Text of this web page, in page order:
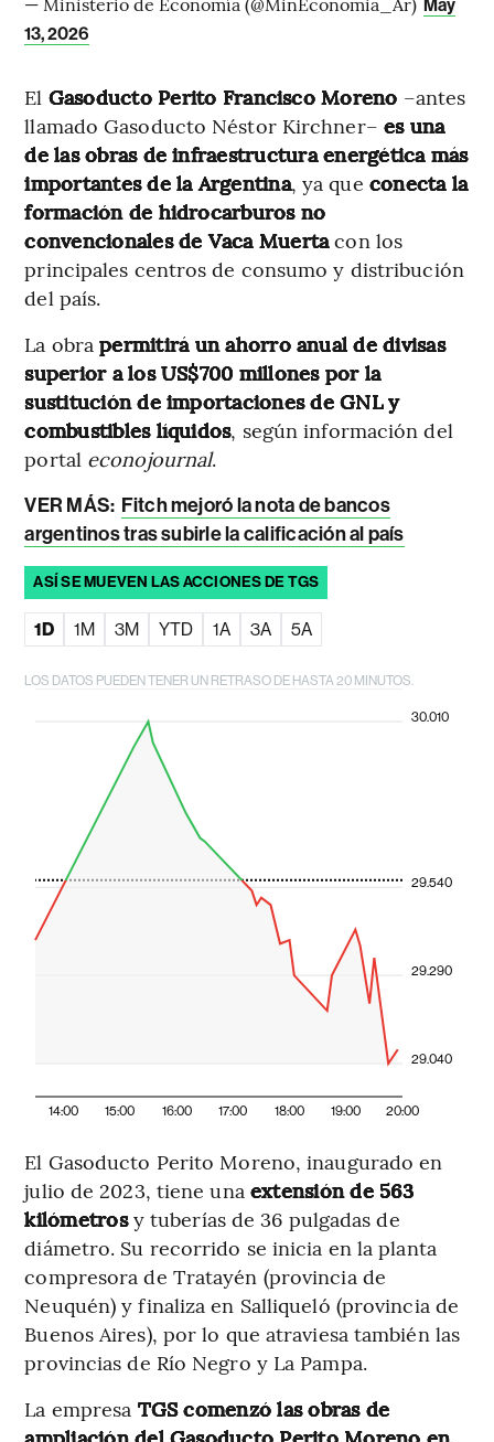
May
13, 2026
El Gasoducto Perito Francisco Moreno –antes
llamado Gasoducto Néstor Kirchner– es una
de las obras de infraestructura energética más
importantes de la Argentina, ya que conecta la
formación de hidrocarburos no
convencionales de Vaca Muertacon los
principales centros de consumo y distribución
del país.
La obrapermitirá un ahorro anual de divisas
superior a los US$700 millones por la
sustitución de importaciones de GNL y
combustibles líquidos, según información del
portal econojournal.
VER MÁS: Fitch mejoró la nota de bancos
argentinos tras subirle la calificación al país
ASÍ SE MUEVEN LAS ACCIONES DE TGS
1D 1M 3M YTD 1A 3A 5A
LOS DATOS PUEDEN TENER UN RETRASO DE HASTA 20 MINUTOS.
14:00 15:00 16:00 17:00 18:00 19:00 20:00
29.040
29.290
29.540
30.010
El Gasoducto Perito Moreno, inaugurado en
julio de 2023, tiene una extensión de 563
kilómetrosy tuberías de 36 pulgadas de
diámetro. Su recorrido se inicia en la planta
compresora de Tratayén (provincia de
Neuquén) y finaliza en Salliqueló (provincia de
Buenos Aires), por lo que atraviesa también las
provincias de Río Negro y La Pampa.
La empresa TGS comenzó las obras de